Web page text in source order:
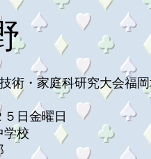
術・家庭科研究大会福
日金曜日
校